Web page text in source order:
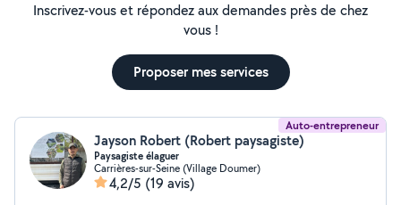
Inscrivez-vous et répondez aux demandes près de chez
vous !
Proposer mes services
Auto-entrepreneur
Jayson Robert (Robert paysagiste)
Paysagiste élaguer
Carrières-sur-Seine (Village Doumer)
4,2/5 (19 avis)